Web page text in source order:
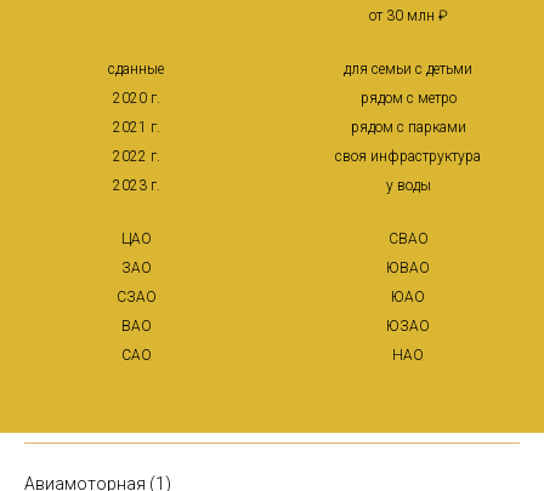
от 30 млн ₽
сданные
2020 г.
2021 г.
2022 г.
2023 г.
для семьи с детьми
рядом с метро
рядом с парками
своя инфраструктура
у воды
ЦАО
ЗАО
СЗАО
ВАО
САО
СВАО
ЮВАО
ЮАО
ЮЗАО
НАО
Авиамоторная (1)